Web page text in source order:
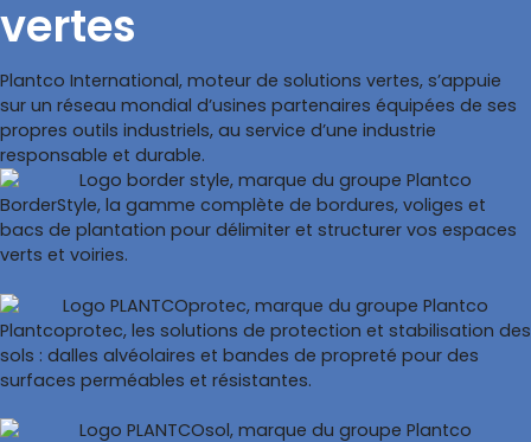
vertes
Plantco International, moteur de solutions vertes, s’appuie
sur un réseau mondial d’usines partenaires équipées de ses
propres outils industriels, au service d’une industrie
responsable et durable.
BorderStyle, la gamme complète de bordures, voliges et
bacs de plantation pour délimiter et structurer vos espaces
verts et voiries.
Plantcoprotec, les solutions de protection et stabilisation des
sols : dalles alvéolaires et bandes de propreté pour des
surfaces perméables et résistantes.